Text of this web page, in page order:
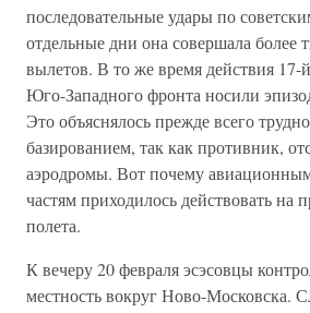
последовательные удары по
отдельные дни она совершала более
вылетов. В то же время действия
Юго-Западного фронта носили
Это объяснялось прежде всего
базированием, так как противник,
аэродромы. Вот почему
частям приходилось действовать на
полета.
К вечеру 20 февраля эсэсовцы
местность вокруг Ново-Московска.